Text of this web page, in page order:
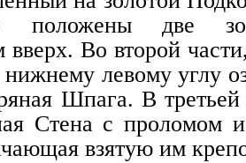
положены две
вверх. Во второй
нижнему левому углу
Шпага. В
Стена с проломом
взятую им